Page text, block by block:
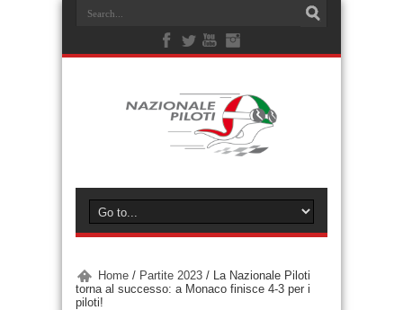
Home / Partite 2023 / La Nazionale Piloti
torna al successo: a Monaco finisce 4-3 per i
piloti!